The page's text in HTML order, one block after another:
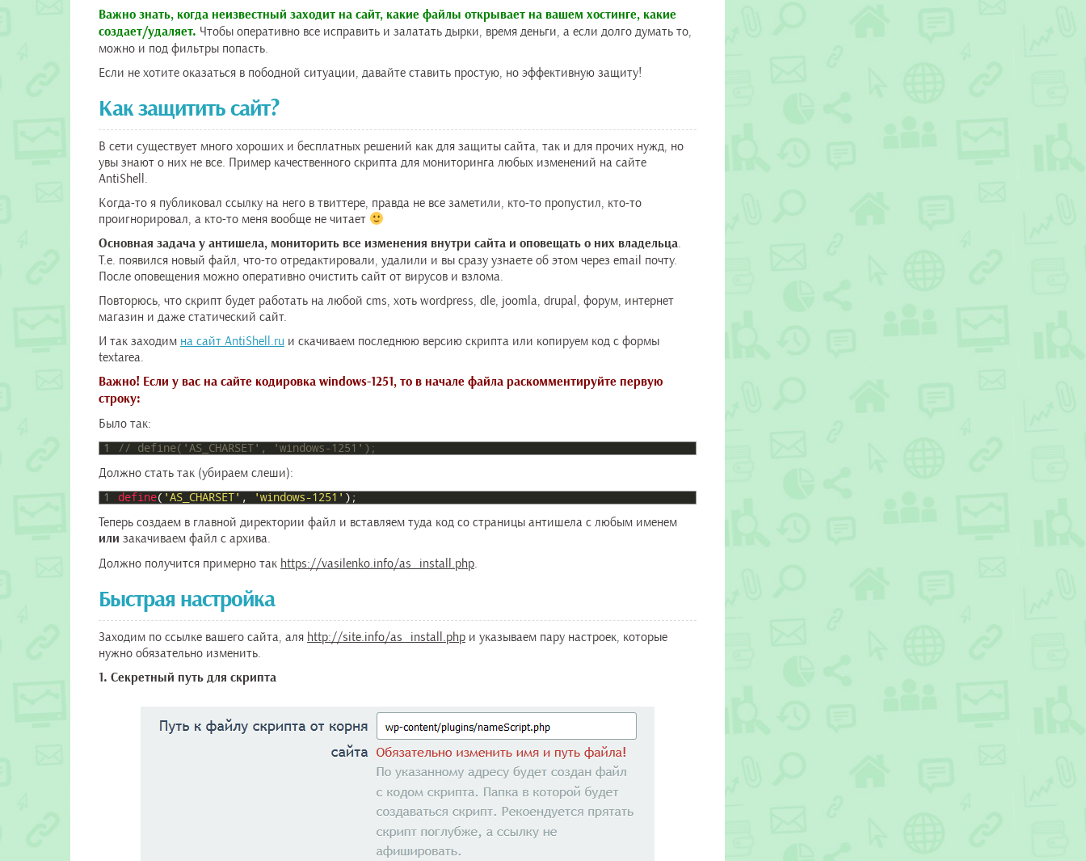
Важно знать, когда неизвестный заходит на сайт, какие файлы открывает на вашем хостинге, какие
создает/удаляет. Чтобы оперативно все исправить и залатать дырки, время деньги, а если долго думать то,
можно и под фильтры попасть.
Если не хотите оказаться в пободной ситуации, давайте ставить простую, но эффективную защиту!
Как защитить сайт?
В сети существует много хороших и бесплатных решений как для защиты сайта, так и для прочих нужд, но
увы знают о них не все. Пример качественного скрипта для мониторинга любых изменений на сайте
AntiShell.
Когда-то я публиковал ссылку на него в твиттере, правда не все заметили, кто-то пропустил, кто-то
проигнорировал, а кто-то меня вообще не читает
Основная задача у антишела, мониторить все изменения внутри сайта и оповещать о них владельца.
Т.е. появился новый файл, что-то отредактировали, удалили и вы сразу узнаете об этом через email почту.
После оповещения можно оперативно очистить сайт от вирусов и взлома.
Повторюсь, что скрипт будет работать на любой cms, хоть wordpress, dle, joomla, drupal, форум, интернет
магазин и даже статический сайт.
И так заходим на сайт AntiShell.ru и скачиваем последнюю версию скрипта или копируем код с формы
textarea.
Важно! Если у вас на сайте кодировка windows-1251, то в начале файла раскомментируйте первую
строку:
Было так:
1 // define('AS_CHARSET', 'windows-1251');
Должно стать так (убираем слеши):
1 define( 'AS_CHARSET' , 'windows-1251' ) ;
Теперь создаем в главной директории файл и вставляем туда код со страницы антишела с любым именем
или закачиваем файл с архива.
Должно получится примерно так https://vasilenko.info/as_install.php.
Быстрая настройка
Заходим по ссылке вашего сайта, аля http://site.info/as_install.php и указываем пару настроек, которые
нужно обязательно изменить.
1. Секретный путь для скрипта